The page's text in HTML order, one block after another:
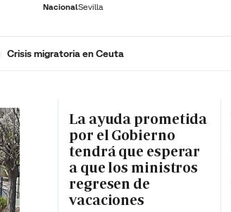
NacionalSevilla
SOCIEDADCULTURAGENTEPLAY
Crisis migratoria en Ceuta
La ayuda prometida
por el Gobierno
tendrá que esperar
a que los ministros
regresen de
vacaciones